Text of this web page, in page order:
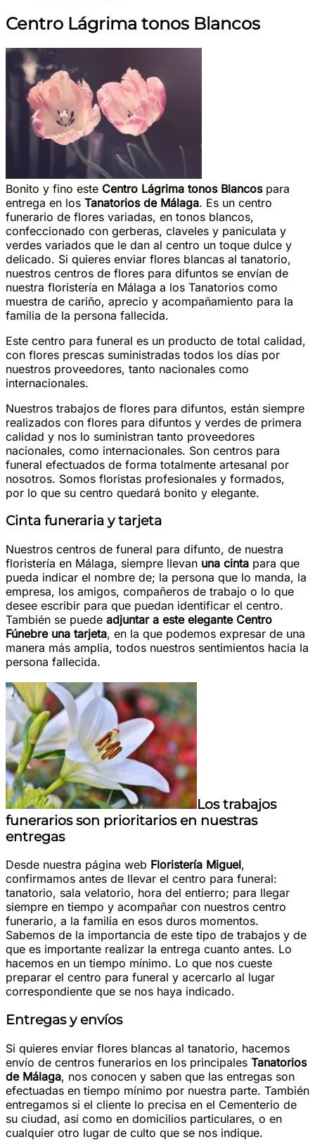
Centro Lágrima tonos Blancos
Bonito y fino este Centro Lágrima tonos Blancos para
entrega en los Tanatorios de Málaga. Es un centro
funerario de flores variadas, en tonos blancos,
confeccionado con gerberas, claveles y paniculata y
verdes variados que le dan al centro un toque dulce y
delicado. Si quieres enviar flores blancas al tanatorio,
nuestros centros de flores para difuntos se envían de
nuestra floristería en Málaga a los Tanatorios como
muestra de cariño, aprecio y acompañamiento para la
familia de la persona fallecida.
Este centro para funeral es un producto de total calidad,
con flores prescas suministradas todos los días por
nuestros proveedores, tanto nacionales como
internacionales.
Nuestros trabajos de flores para difuntos, están siempre
realizados con flores para difuntos y verdes de primera
calidad y nos lo suministran tanto proveedores
nacionales, como internacionales. Son centros para
funeral efectuados de forma totalmente artesanal por
nosotros. Somos floristas profesionales y formados,
por lo que su centro quedará bonito y elegante.
Cinta funeraria y tarjeta
Nuestros centros de funeral para difunto, de nuestra
floristería en Málaga, siempre llevan una cinta para que
pueda indicar el nombre de; la persona que lo manda, la
empresa, los amigos, compañeros de trabajo o lo que
desee escribir para que puedan identificar el centro.
También se puede adjuntar a este elegante Centro
Fúnebre una tarjeta, en la que podemos expresar de una
manera más amplia, todos nuestros sentimientos hacia la
persona fallecida.
Los trabajos
funerarios son prioritarios en nuestras
entregas
Desde nuestra página web Floristería Miguel,
confirmamos antes de llevar el centro para funeral:
tanatorio, sala velatorio, hora del entierro; para llegar
siempre en tiempo y acompañar con nuestros centro
funerario, a la familia en esos duros momentos.
Sabemos de la importancia de este tipo de trabajos y de
que es importante realizar la entrega cuanto antes. Lo
hacemos en un tiempo mínimo. Lo que nos cueste
preparar el centro para funeral y acercarlo al lugar
correspondiente que se nos haya indicado.
Entregas y envíos
Si quieres enviar flores blancas al tanatorio, hacemos
envío de centros funerarios en los principales Tanatorios
de Málaga, nos conocen y saben que las entregas son
efectuadas en tiempo mínimo por nuestra parte. También
entregamos si el cliente lo precisa en el Cementerio de
su ciudad, así como en domicilios particulares, o en
cualquier otro lugar de culto que se nos indique.